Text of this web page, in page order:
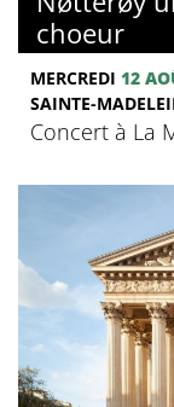
choeur
MERCREDI 12
SAINTE-
Concert à La